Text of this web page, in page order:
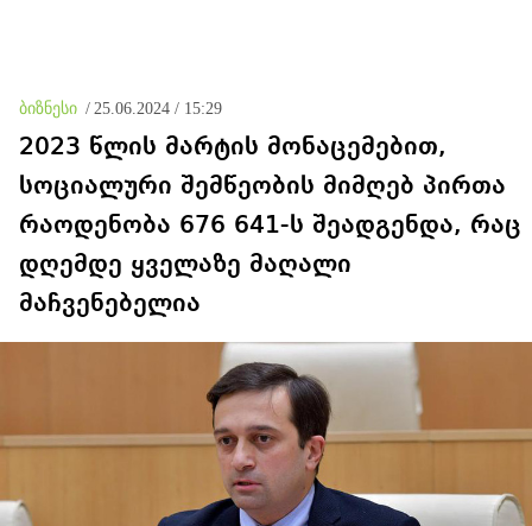
ბიზნესი / 25.06.2024 / 15:29
2023 წლის მარტის მონაცემებით,
სოციალური შემწეობის მიმღებ პირთა
რაოდენობა 676 641-ს შეადგენდა, რაც
დღემდე ყველაზე მაღალი
მაჩვენებელია